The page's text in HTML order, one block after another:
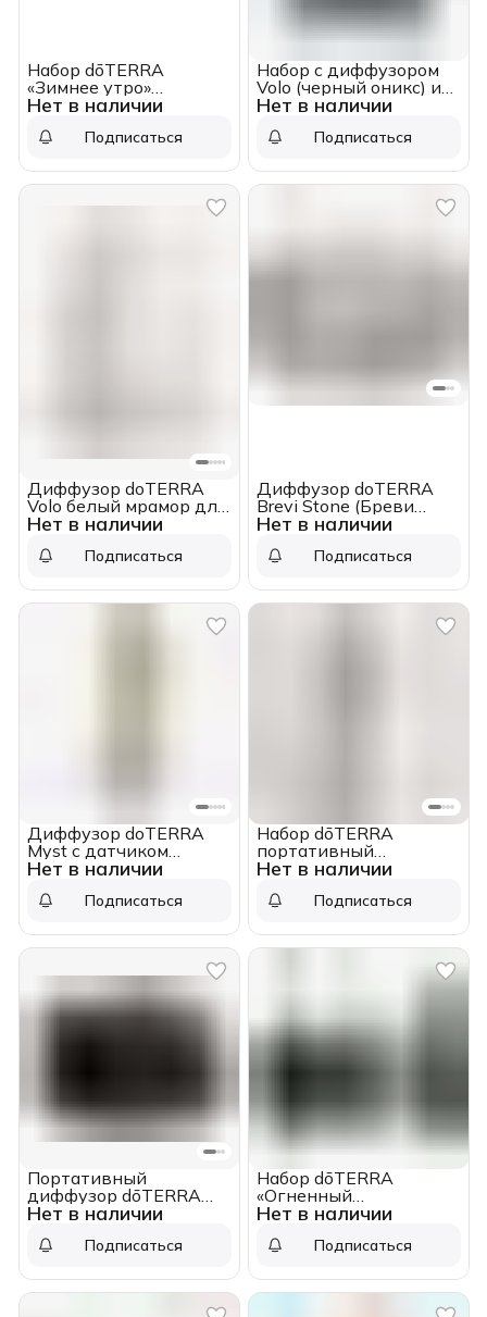
Нет в наличии
Набор dōTERRA
«Зимнее утро»
портативный
зелёный с датчиком
Пиис» 15 мл
Подписаться
Нет в наличии
Набор с диффузором
Volo (черный оникс) и
смесью эфирных масел
Подписаться
Нет в наличии
Диффузор doTERRA
Volo белый мрамор для
эфирных масел
Подписаться
Нет в наличии
Диффузор doTERRA
Brevi Stone (Бреви
камень) для эфирных
Подписаться
Нет в наличии
Диффузор doTERRA
Myst с датчиком
движения (белый)
Подписаться
Нет в наличии
Набор dōTERRA
портативный
диффузор Bubble с
смесь Малама, 15 мл
Подписаться
Нет в наличии
Портативный
диффузор dōTERRA
Bubble Onyx с
(чёрный)Подписаться
Нет в наличии
Набор dōTERRA
«Огненный
темперамент»
чёрный и масло «Costa
Подписаться